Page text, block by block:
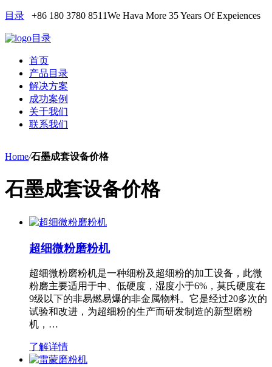
目录 +86 180 3780 8511We Hava More 35 Years Of Expeiences
目录
首页
产品目录
解决方案
成功案例
关于我们
联系我们
Home/石墨成套设备价格
石墨成套设备价格
超细微粉磨粉机
超细微粉磨粉机是一种细粉及超细粉的加工设备，此微
粉磨主要适用于中、低硬度，湿度小于6%，莫氏硬度在
9级以下的非易燃易爆的非金属物料。它是经过20多次的
试验和改进，为超细粉的生产而研发制造的新型磨粉
机，…
了解详情